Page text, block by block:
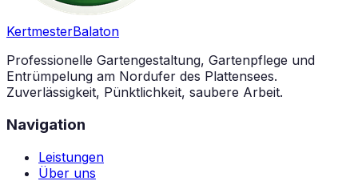
KertmesterBalaton
Professionelle Gartengestaltung, Gartenpflege und
Entrümpelung am Nordufer des Plattensees.
Zuverlässigkeit, Pünktlichkeit, saubere Arbeit.
Navigation
Leistungen
Über uns